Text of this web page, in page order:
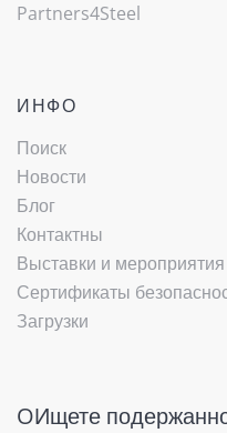
Partners4Steel
ИНФО
Поиск
Новости
Блог
Контактны
Выставки и мероприятия
Сертификаты
Загрузки
OИщете